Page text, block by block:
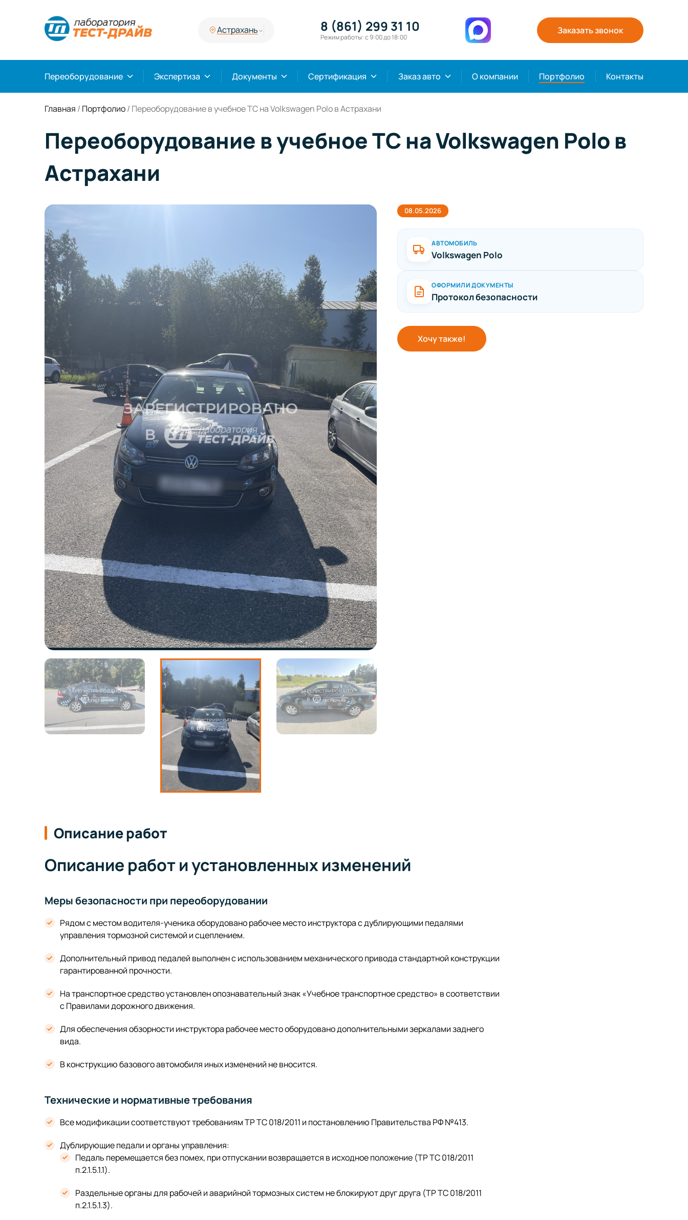
Астрахань 8 (861) 299 31 10
Режим работы: с 9:00 до 18:00
Заказать звонок
Переоборудование Экспертиза Документы Сертификация Заказ авто О компании Портфолио Контакты
Главная / Портфолио/ Переоборудование в учебное ТС на Volkswagen Polo в Астрахани
Переоборудование в учебное ТС на Volkswagen Polo в
Астрахани
08.05.2026
АВТОМОБИЛЬ
Volkswagen Polo
ОФОРМИЛИ ДОКУМЕНТЫ
Протокол безопасности
Хочу также!
Описание работ
Описание работ и установленных изменений
Меры безопасности при переоборудовании
Рядом с местом водителя-ученика оборудовано рабочее место инструктора с дублирующими педалями
управления тормозной системой и сцеплением.
Дополнительный привод педалей выполнен с использованием механического привода стандартной конструкции
гарантированной прочности.
На транспортное средство установлен опознавательный знак «Учебное транспортное средство» в соответствии
с Правилами дорожного движения.
Для обеспечения обзорности инструктора рабочее место оборудовано дополнительными зеркалами заднего
вида.
В конструкцию базового автомобиля иных изменений не вносится.
Технические и нормативные требования
Все модификации соответствуют требованиям ТР ТС 018/2011 и постановлению Правительства РФ №413.
Дублирующие педали и органы управления:
Педаль перемещается без помех, при отпускании возвращается в исходное положение (ТР ТС 018/2011
п.2.1.5.1.1).
Раздельные органы для рабочей и аварийной тормозных систем не блокируют друг друга (ТР ТС 018/2011
п.2.1.5.1.3).